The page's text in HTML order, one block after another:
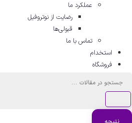
عملکرد ما
رضایت از نوتروفیل
قبولی‌ها
تماس با ما
استخدام
فروشگاه
جستجو